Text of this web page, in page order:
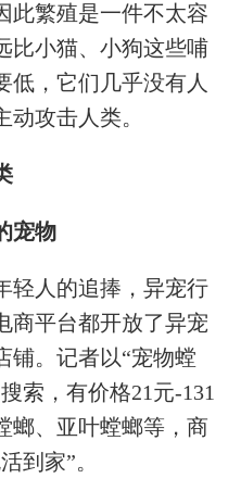
此繁殖是一件不太容
比小猫、小狗这些哺
低，它们几乎没有人
攻击人类。
宠物
轻人的追捧，异宠行
商平台都开放了异宠
铺。记者以“宠物螳
索，有价格21元-131
螂、亚叶螳螂等，商
到家”。